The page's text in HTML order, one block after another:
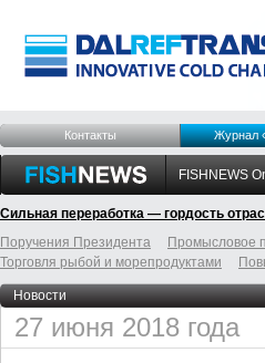
Контакты Журнал
FISHNEWS
Сильная переработка — гордость
Поручения Президента
Промысловое
Торговля рыбой и морепродуктами
Новости
27 июня 2018 года